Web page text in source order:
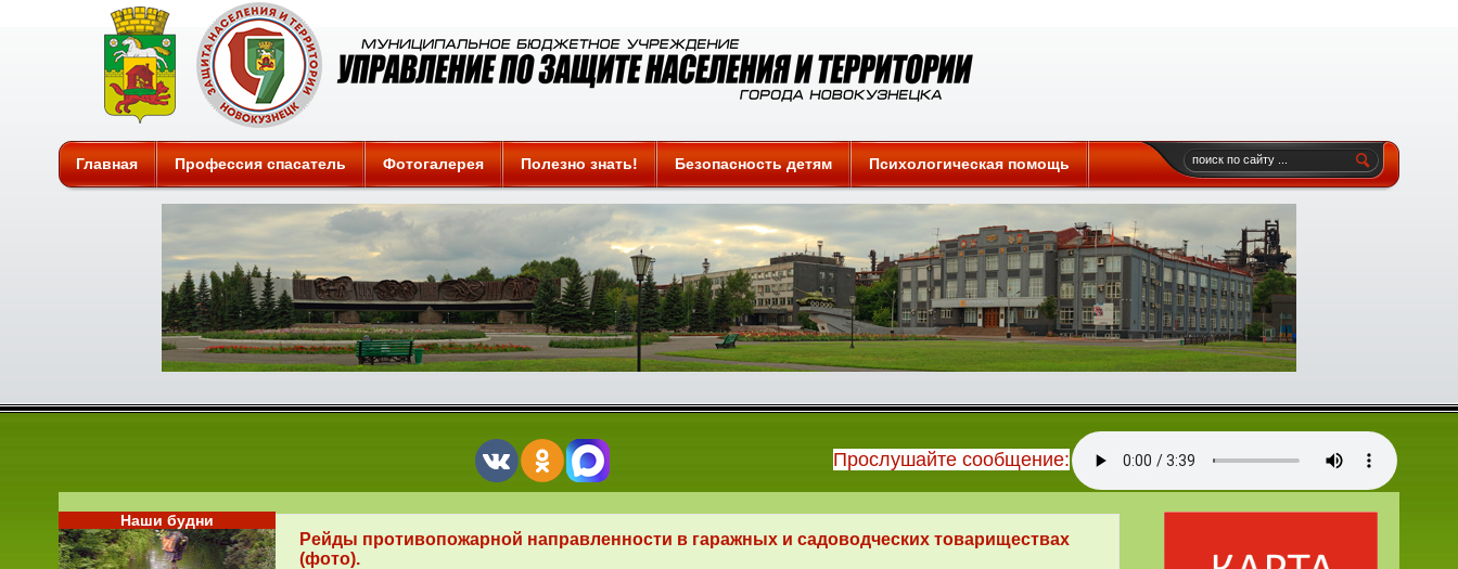
Защита
Главная Профессия спасатель Фотогалерея Полезно знать! Безопасность детям Психологическая помощь
Прослушайте сообщение:
Рейды противопожарной направленности в гаражных и садоводческих товариществах
(фото).
Наши будни